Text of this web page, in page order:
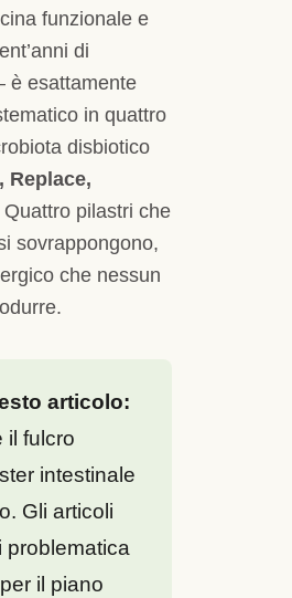
funzionale e
di
è esattamente
in quattro
disbiotico
Replace,
Quattro pilastri che
sovrappongono,
che nessun
articolo:
il fulcro
intestinale
Gli articoli
problematica
il piano